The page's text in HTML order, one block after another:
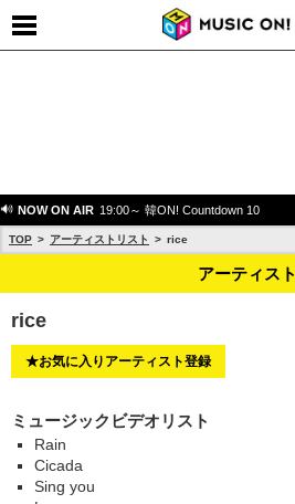
NOW ON AIR 19:00～ 韓ON! Countdown 10
TOP アーティストリスト rice
アーティスト
rice
★お気に入りアーティスト登録
ミュージックビデオリスト
Rain
Cicada
Sing you